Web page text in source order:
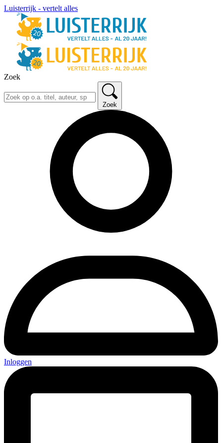
Luisterrijk - vertelt alles
Zoek
Zoek
Inloggen